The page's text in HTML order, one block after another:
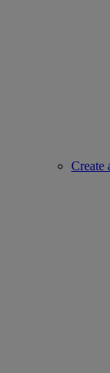
Create